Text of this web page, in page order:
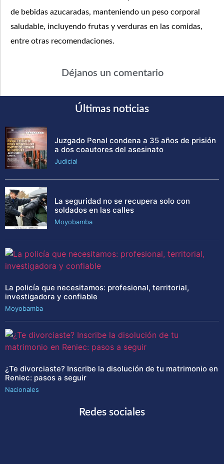
de bebidas azucaradas, manteniendo un peso corporal
saludable, incluyendo frutas y verduras en las comidas,
entre otras recomendaciones.
Déjanos un comentario
Últimas noticias
Juzgado Penal condena a 35 años de prisión
a dos coautores del asesinato
Judicial
La seguridad no se recupera solo con
soldados en las calles
Moyobamba
La policía que necesitamos: profesional, territorial,
investigadora y confiable
Moyobamba
¿Te divorciaste? Inscribe la disolución de tu matrimonio en
Reniec: pasos a seguir
Nacionales
Redes sociales